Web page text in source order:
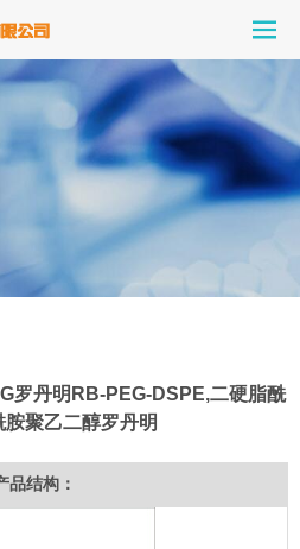
罗丹明RB-PEG-DSPE,二硬脂酰
聚乙二醇罗丹明
品结构：